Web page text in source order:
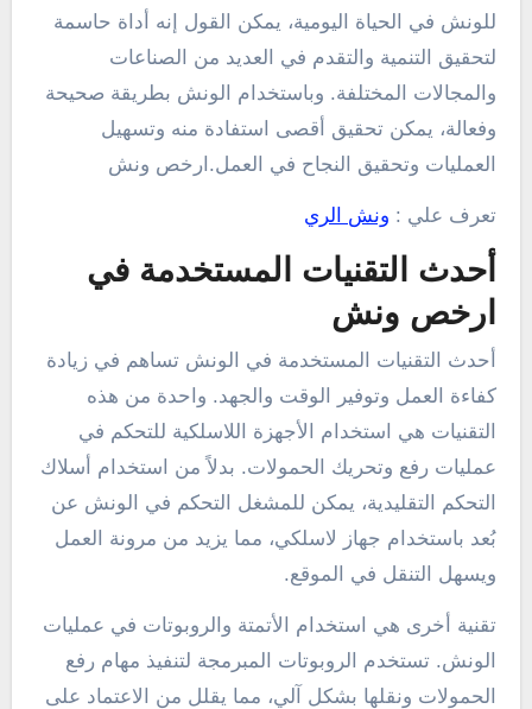
للونش في الحياة اليومية، يمكن القول إنه أداة حاسمة
لتحقيق التنمية والتقدم في العديد من الصناعات
والمجالات المختلفة. وباستخدام الونش بطريقة صحيحة
وفعالة، يمكن تحقيق أقصى استفادة منه وتسهيل
العمليات وتحقيق النجاح في العمل.ارخص ونش
تعرف علي : ونش الري
أحدث التقنيات المستخدمة في
ارخص ونش
أحدث التقنيات المستخدمة في الونش تساهم في زيادة
كفاءة العمل وتوفير الوقت والجهد. واحدة من هذه
التقنيات هي استخدام الأجهزة اللاسلكية للتحكم في
عمليات رفع وتحريك الحمولات. بدلاً من استخدام أسلاك
التحكم التقليدية، يمكن للمشغل التحكم في الونش عن
بُعد باستخدام جهاز لاسلكي، مما يزيد من مرونة العمل
ويسهل التنقل في الموقع.
تقنية أخرى هي استخدام الأتمتة والروبوتات في عمليات
الونش. تستخدم الروبوتات المبرمجة لتنفيذ مهام رفع
الحمولات ونقلها بشكل آلي، مما يقلل من الاعتماد على